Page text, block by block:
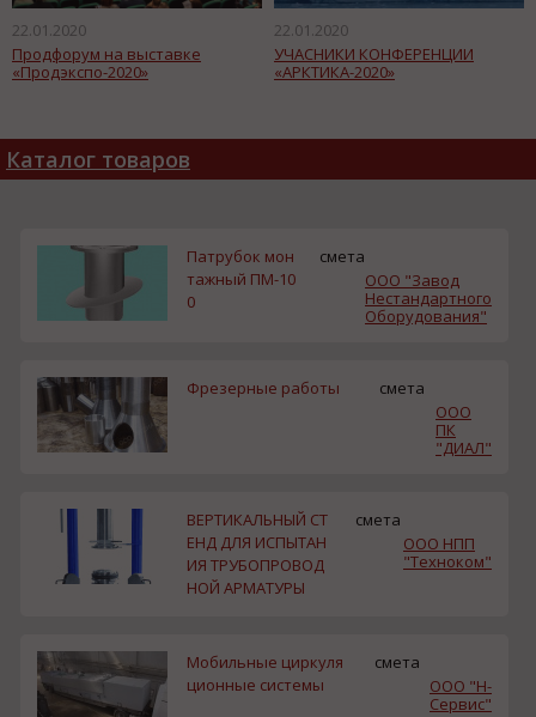
22.01.2020
Продфорум на выставке
«Продэкспо-2020»
22.01.2020
УЧАСНИКИ КОНФЕРЕНЦИИ
«АРКТИКА-2020»
Каталог товаров
Патрубок мон
тажный ПМ-10
0
смета
ООО "Завод
Нестандартного
Оборудования"
Фрезерные работы
смета
ООО
ПК
"ДИАЛ"
ВЕРТИКАЛЬНЫЙ СТ
ЕНД ДЛЯ ИСПЫТАН
ИЯ ТРУБОПРОВОД
НОЙ АРМАТУРЫ
смета
ООО НПП
"Техноком"
Мобильные циркуля
ционные системы
смета
ООО "Н-
Сервис"